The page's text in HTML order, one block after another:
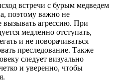
встречи с бурым медведем
поэтому важно не
вызывать агрессию. При
медленно отступать,
и не поворачиваться
преследование. Также
следует визуально
и уверенно, чтобы